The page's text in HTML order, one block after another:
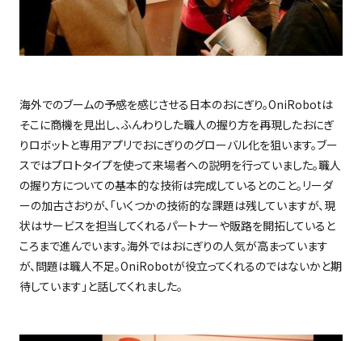
海外でのブームの予感を感じさせる日本のおにぎり。OniRobotは
そこに商機を見出し、ふんわりした職人の握り方を再現したおにぎ
りロボットと専用アプリでおにぎりのグローバル化を狙います。ブー
スではプロトタイプを使って来場者への説明を行っていました。職人
の握り方についての基本的な技術は完成しているとのこと。リーダ
ーの加古さおりが、「いくつかの技術的な課題は残していますが、現
状はサービスを担当してくれるパートナーや販路を開拓していると
ころまで進んでいます。海外ではおにぎりの人気が高まっています
が、問題は職人不足。OniRobotが役立ってくれるのではないかと期
待しています」と話してくれました。